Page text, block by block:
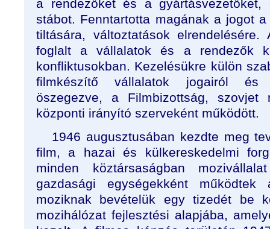
a rendezőket és a
stábot. Fenntartotta magának a jogot
tiltására, változtatások
foglalt a vállalatok és a rendezők
konfliktusokban. Kezelésükre külön
filmkészítő vállalatok jogairól és
öszegezve, a Filmbizottság,
központi irányító szerveként működött.
1946 augusztusában kezdte meg
film, a hazai és külkereskedelmi
minden köztársaságban
gazdasági egységekként
moziknak bevételük egy tizedét be
mozihálózat fejlesztési alapjába,